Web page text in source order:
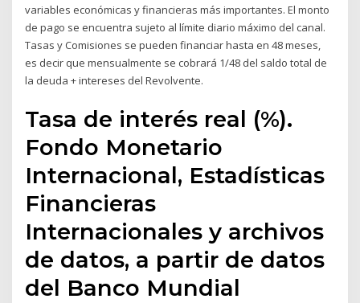
variables económicas y financieras más importantes. El monto
de pago se encuentra sujeto al límite diario máximo del canal.
Tasas y Comisiones se pueden financiar hasta en 48 meses,
es decir que mensualmente se cobrará 1/48 del saldo total de
la deuda + intereses del Revolvente.
Tasa de interés real (%).
Fondo Monetario
Internacional, Estadísticas
Financieras
Internacionales y archivos
de datos, a partir de datos
del Banco Mundial